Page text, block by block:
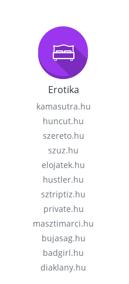
Erotika
kamasutra.hu
huncut.hu
szereto.hu
szuz.hu
elojatek.hu
hustler.hu
sztriptiz.hu
private.hu
masztimarci.hu
bujasag.hu
badgirl.hu
diaklany.hu